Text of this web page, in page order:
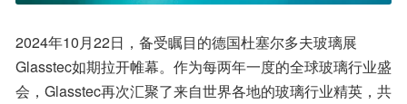
2024年10月22日，备受瞩目的德国杜塞尔多夫玻璃展
Glasstec如期拉开帷幕。作为每两年一度的全球玻璃行业盛
会，Glasstec再次汇聚了来自世界各地的玻璃行业精英，共